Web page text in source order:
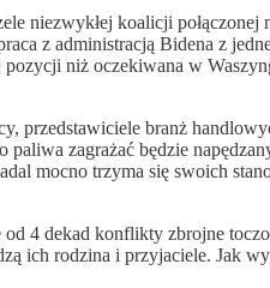
niezwykłej koalicji
z administracją Bidena z
niż oczekiwana w
przedstawiciele branż
zagrażać będzie
mocno trzyma się swoich
4 dekad konflikty zbrojne
ich rodzina i przyjaciele. Jak